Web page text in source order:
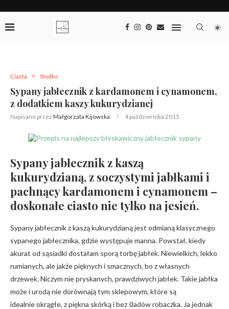
Ciasta Słodko
Sypany jabłecznik z kardamonem i cynamonem,
z dodatkiem kaszy kukurydzianej
Napisane przez Małgorzata Kijowska 4 października 2015
Sypany jabłecznik z kaszą
kukurydzianą, z soczystymi jabłkami i
pachnący kardamonem i cynamonem –
doskonałe ciasto nie tylko na jesień.
Sypany jabłecznik z kaszą kukurydzianą jest odmianą klasycznego
sypanego jabłecznika, gdzie występuje manna. Powstał, kiedy
akurat od sąsiadki dostałam sporą torbę jabłek. Niewielkich, lekko
rumianych, ale jakże pięknych i smacznych, bo z własnych
drzewek. Niczym nie pryskanych, prawdziwych jabłek. Takie jabłka
może i urodą nie dorównają tym sklepowym, które są
idealnie okrągłe, z piękna skórką i bez śladów robaczka. Ja jednak